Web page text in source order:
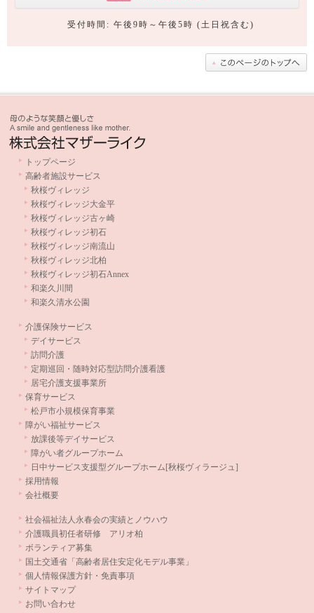
受付時間: 午後9時～午後5時 (土日祝含む)
トップページ
高齢者施設サービス
秋桜ヴィレッジ
秋桜ヴィレッジ大金平
秋桜ヴィレッジ古ヶ崎
秋桜ヴィレッジ初石
秋桜ヴィレッジ南流山
秋桜ヴィレッジ北柏
秋桜ヴィレッジ初石Annex
和楽久川間
和楽久清水公園
介護保険サービス
デイサービス
訪問介護
定期巡回・随時対応型訪問介護看護
居宅介護支援事業所
保育サービス
松戸市小規模保育事業
障がい福祉サービス
放課後等デイサービス
障がい者グループホーム
日中サービス支援型グループホーム[秋桜ヴィラージュ]
採用情報
会社概要
社会福祉法人永春会の実績とノウハウ
介護職員初任者研修 アリオ柏
ボランティア募集
国土交通省「高齢者居住安定化モデル事業」
個人情報保護方針・免責事項
サイトマップ
お問い合わせ